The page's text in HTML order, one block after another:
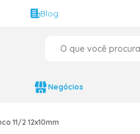
Blog
Negócios
11/2 12x10mm
ar condicionado 12000
condicionado